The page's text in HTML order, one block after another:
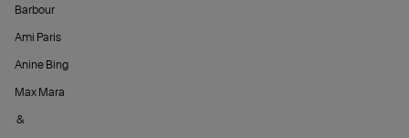
Barbour
Ami Paris
Anine Bing
Max Mara
&